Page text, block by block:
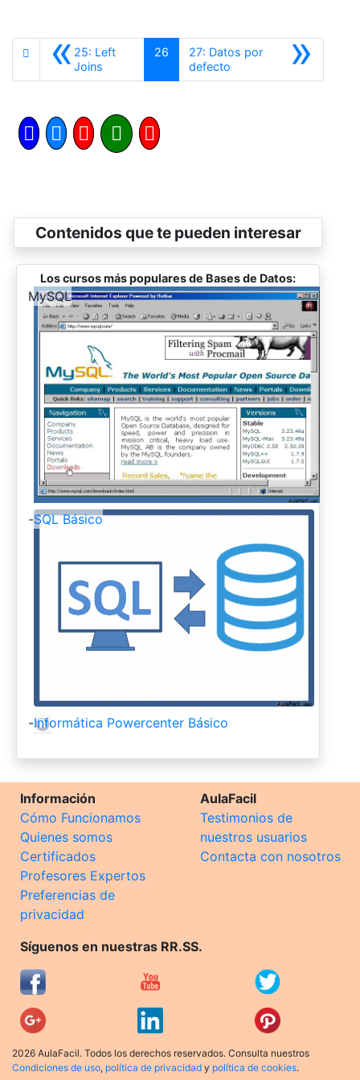
«25: Left
Joins
26 »
27: Datos por
defecto
Contenidos que te pueden interesar
Los cursos más populares de Bases de Datos:
-
MySQL
-SQL Básico
-Informática Powercenter Básico
Información
Cómo Funcionamos
Quienes somos
Certificados
Profesores Expertos
Preferencias de
privacidad
AulaFacil
Testimonios de
nuestros usuarios
Contacta con nosotros
Síguenos en nuestras RR.SS.
2026 AulaFacil. Todos los derechos reservados. Consulta nuestros
Condiciones de uso, política de privacidad y política de cookies.